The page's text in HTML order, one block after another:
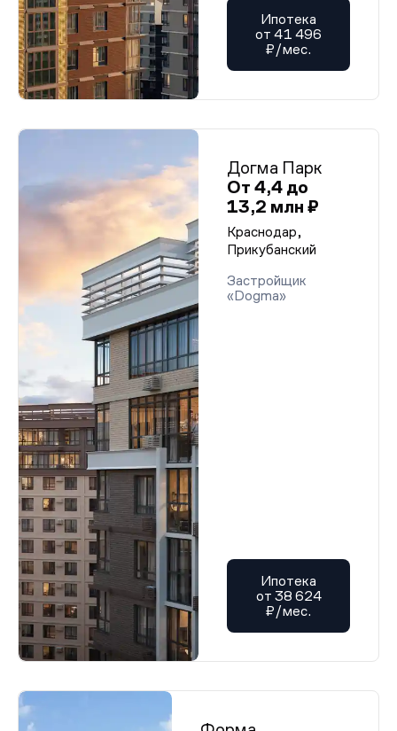
Ипотека
от 41 496
₽/мес.
Догма Парк
От 4,4 до
13,2 млн ₽
Краснодар,
Прикубанский
Застройщик
«Dogma»
Ипотека
от 38 624
₽/мес.